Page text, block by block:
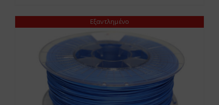
Εξαντλημένο